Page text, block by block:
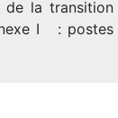
de la transition
I : postes